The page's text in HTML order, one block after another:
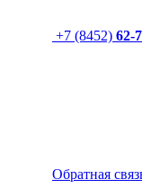
+7 (8452) 62-
Обратная